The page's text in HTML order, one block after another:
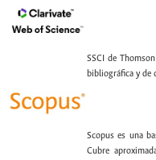
SSCI de
bibliográfica y de
Scopus es una
Cubre